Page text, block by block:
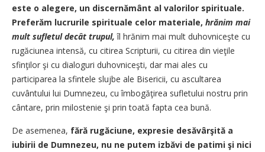
este o alegere, un discernământ al valorilor spirituale.
Preferăm lucrurile spirituale celor materiale, hrănim mai
mult sufletul decât trupul, îl hrănim mai mult duhovniceşte cu
rugăciunea intensă, cu citirea Scripturii, cu citirea din vieţile
sfinţilor şi cu dialoguri duhovniceşti, dar mai ales cu
participarea la sfintele slujbe ale Bisericii, cu ascultarea
cuvântului lui Dumnezeu, cu îmbogăţirea sufletului nostru prin
cântare, prin milostenie şi prin toată fapta cea bună.
De asemenea, fără rugăciune, expresie desăvârşită a
iubirii de Dumnezeu, nu ne putem izbăvi de patimi şi nici